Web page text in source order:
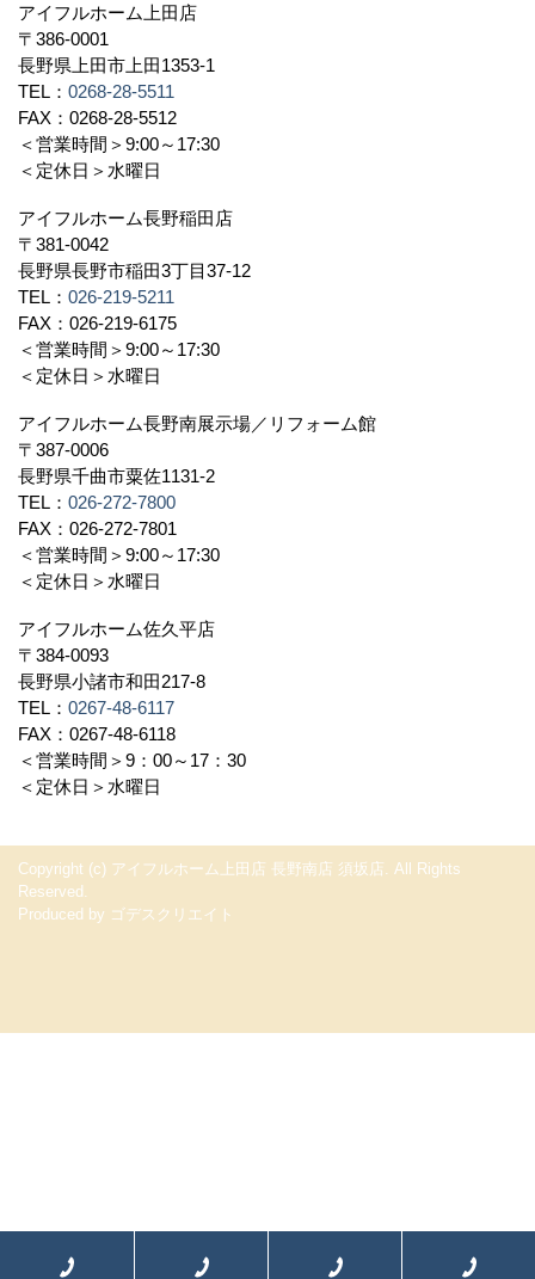
アイフルホーム上田店
〒386-0001
長野県上田市上田1353-1
TEL： 0268-28-5511
FAX：0268-28-5512
＜営業時間＞9:00～17:30
＜定休日＞水曜日
アイフルホーム長野稲田店
〒381-0042
長野県長野市稲田3丁目37-12
TEL： 026-219-5211
FAX：026-219-6175
＜営業時間＞9:00～17:30
＜定休日＞水曜日
アイフルホーム長野南展示場／リフォーム館
〒387-0006
長野県千曲市粟佐1131-2
TEL： 026-272-7800
FAX：026-272-7801
＜営業時間＞9:00～17:30
＜定休日＞水曜日
アイフルホーム佐久平店
〒384-0093
長野県小諸市和田217-8
TEL： 0267-48-6117
FAX：0267-48-6118
＜営業時間＞9：00～17：30
＜定休日＞水曜日
Copyright (c) アイフルホーム上田店 長野南店 須坂店. All Rights
Reserved.
Produced by ゴデスクリエイト